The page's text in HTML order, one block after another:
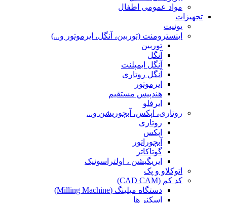
مواد عمومی اطفال
تجهیزات
یونیت
اینسترومنت (توربین، آنگل، ایرموتور و...)
توربین
آنگل
آنگل ایمپلنت
آنگل روتاری
ایرموتور
هندپیس مستقیم
ایرفلو
روتاری، اپکس، آبچوریشن و...
روتاری
اپکس
آبچوراتور
گوتاکاتر
ایریگیشن ، اولتراسونیک
اتوکلاو و پک
کد کم (CAD CAM)
دستگاه میلینگ (Milling Machine)
اسکنر ها